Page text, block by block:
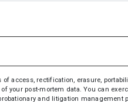
access, rectification, erasure,
your post-mortem data. You can
and litigation management